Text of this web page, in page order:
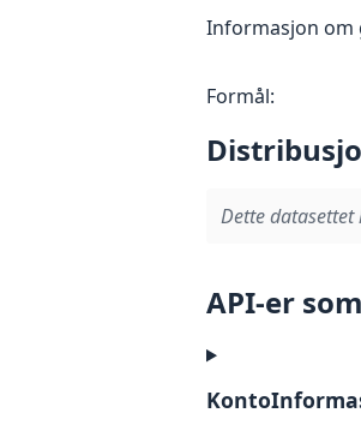
Informasjon om
Formål:
Dette
API-er